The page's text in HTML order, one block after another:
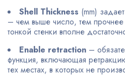
Shell Thickness (mm)
– чем выше число, тем
тонкой стенки вполне
Enable retraction –
функция, включающая
тех местах, в которых не